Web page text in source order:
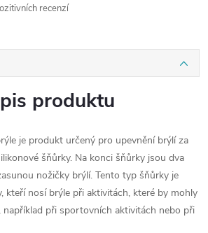
recenzí
produktu
je produkt určený pro upevnění brýlí za
šňůrky. Na konci šňůrky jsou dva
nožičky brýlí. Tento typ šňůrky je
kteří nosí brýle při aktivitách, které by mohly
například při sportovních aktivitách nebo při